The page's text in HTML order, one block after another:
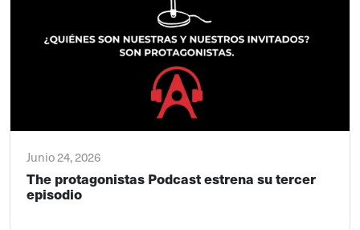
Junio 24, 2026
The protagonistas Podcast estrena su tercer
episodio